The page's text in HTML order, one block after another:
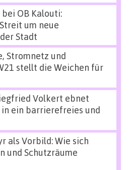
OB Kalouti:
um neue
Stadt
Stromnetz und
stellt die Weichen für
Volkert ebnet
in ein barrierefreies und
als Vorbild: Wie sich
und Schutzräume